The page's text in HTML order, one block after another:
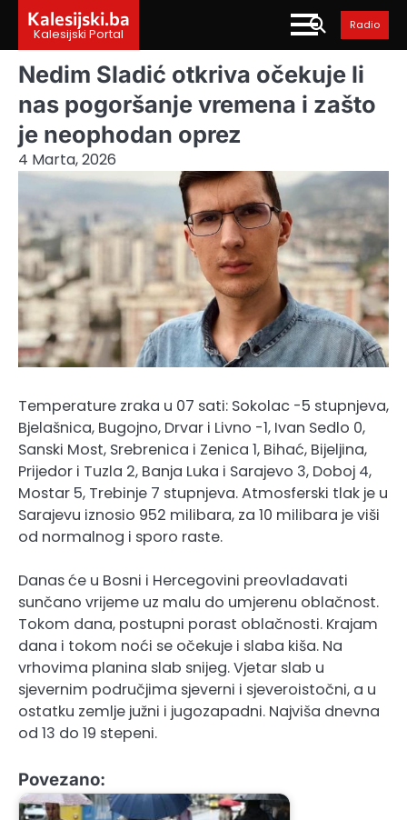
content
Kalesijski.ba
Kalesijski Portal
Radio
Nedim Sladić otkriva očekuje li
nas pogoršanje vremena i zašto
je neophodan oprez
4 Marta, 2026
Temperature zraka u 07 sati: Sokolac -5 stupnjeva,
Bjelašnica, Bugojno, Drvar i Livno -1, Ivan Sedlo 0,
Sanski Most, Srebrenica i Zenica 1, Bihać, Bijeljina,
Prijedor i Tuzla 2, Banja Luka i Sarajevo 3, Doboj 4,
Mostar 5, Trebinje 7 stupnjeva. Atmosferski tlak je u
Sarajevu iznosio 952 milibara, za 10 milibara je viši
od normalnog i sporo raste.
Danas će u Bosni i Hercegovini preovladavati
sunčano vrijeme uz malu do umjerenu oblačnost.
Tokom dana, postupni porast oblačnosti. Krajam
dana i tokom noći se očekuje i slaba kiša. Na
vrhovima planina slab snijeg. Vjetar slab u
sjevernim područjima sjeverni i sjeveroistočni, a u
ostatku zemlje južni i jugozapadni. Najviša dnevna
od 13 do 19 stepeni.
Povezano: